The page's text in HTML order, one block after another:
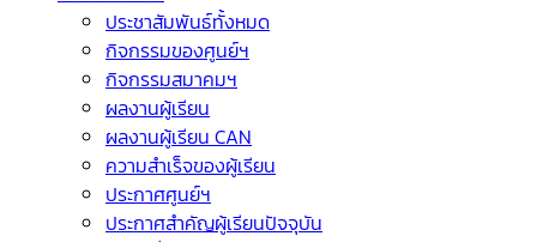
ประชาสัมพันธ์ทั้งหมด
กิจกรรมของศูนย์ฯ
กิจกรรมสมาคมฯ
ผลงานผู้เรียน
ผลงานผู้เรียน CAN
ความสำเร็จของผู้เรียน
ประกาศศูนย์ฯ
ประกาศสำคัญผู้เรียนปัจจุบัน